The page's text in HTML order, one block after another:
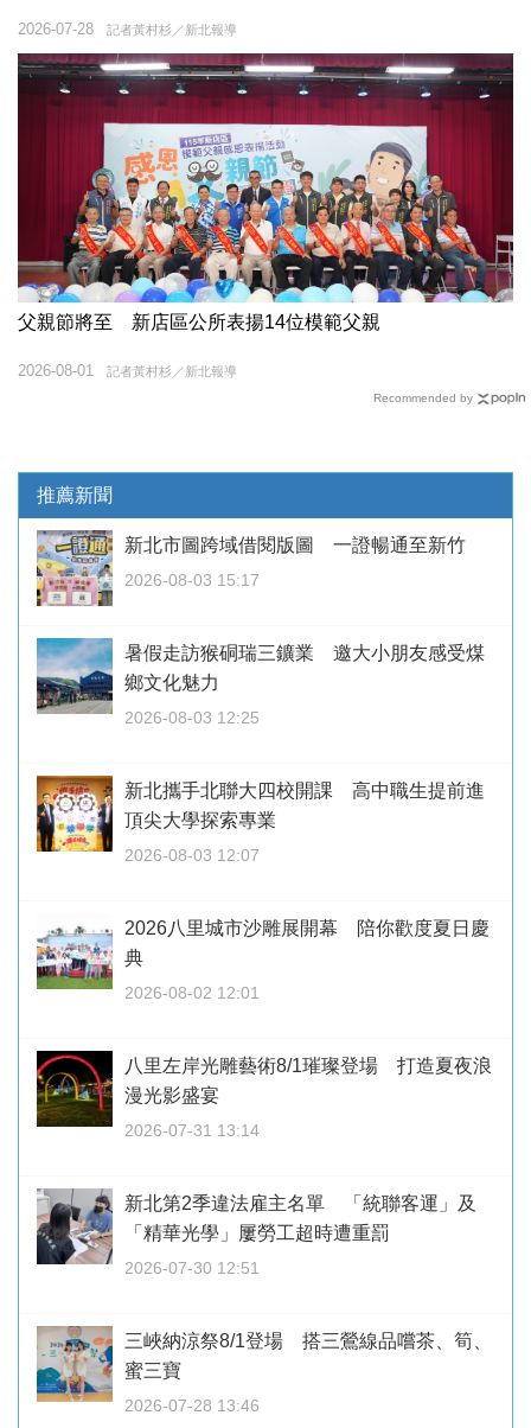
記者黃村杉／新北報導
2026-07-28
父親節將至 新店區公所表揚14位模範父親
記者黃村杉／新北報導
2026-08-01
Recommended by
推薦新聞
新北市圖跨域借閱版圖 一證暢通至新竹
2026-08-03 15:17
暑假走訪猴硐瑞三鑛業 邀大小朋友感受煤
鄉文化魅力
2026-08-03 12:25
新北攜手北聯大四校開課 高中職生提前進
頂尖大學探索專業
2026-08-03 12:07
2026八里城市沙雕展開幕 陪你歡度夏日慶
典
2026-08-02 12:01
八里左岸光雕藝術8/1璀璨登場 打造夏夜浪
漫光影盛宴
2026-07-31 13:14
新北第2季違法雇主名單 「統聯客運」及
「精華光學」屢勞工超時遭重罰
2026-07-30 12:51
三峽納涼祭8/1登場 搭三鶯線品嚐茶、筍、
蜜三寶
2026-07-28 13:46